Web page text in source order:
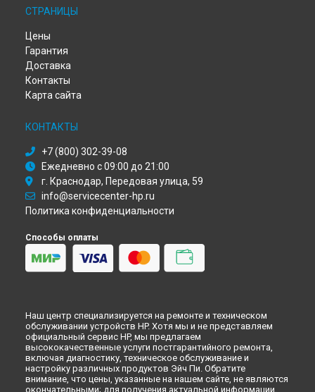
Ремонт плоттера DesignJet Z3200 HP в
Ремонт плоттера DesignJet Z3200 HP в
Ремонт плоттера DesignJet Z3200 HP в
Ремонт плоттера DesignJet Z3200 HP в
СТРАНИЦЫ
Цены
Гарантия
Доставка
Контакты
Карта сайта
КОНТАКТЫ
+7 (800) 302-39-08
Ежедневно с 09:00 до 21:00
г. Краснодар, Передовая улица, 59
info@servicecenter-hp.ru
Политика конфиденциальности
Способы оплаты
Наш центр специализируется на ремонте и техническом
обслуживании устройств HP. Хотя мы и не представляем
официальный сервис HP, мы предлагаем
высококачественные услуги постгарантийного ремонта,
включая диагностику, техническое обслуживание и
настройку различных продуктов Эйч Пи. Обратите
внимание, что цены, указанные на нашем сайте, не являются
окончательными; для получения актуальной информации,